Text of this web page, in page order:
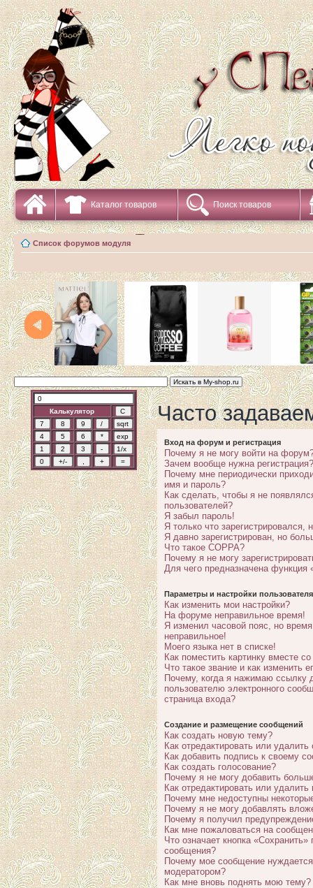
Каталог товаров Поиск товаров
Список форумов модуля
Калькулятор Часто
Вход на форум и регистрация
Почему я не могу войти на
Зачем вообще нужна регистрация?
Почему мне периодически
имя и пароль?
Как сделать, чтобы я не
пользователей?
Я забыл пароль!
Я только что зарегистрировался,
Я давно зарегистрирован, но
Что такое COPPA?
Почему я не могу
Для чего предназначена функция
Параметры и настройки пользователя
Как изменить мои настройки?
На форуме неправильное время!
Я изменил часовой пояс, но
неправильное!
Моего языка нет в списке!
Как поместить картинку вместе
Что такое звание и как изменить
Почему, когда я нажимаю ссылку
пользователю электронного
страница входа?
Создание и размещение сообщений
Как создать новую тему?
Как отредактировать или
Как добавить подпись к своему
Как создать голосование?
Почему я не могу добавить
Как отредактировать или удалить
Почему мне недоступны
Почему я не могу добавлять
Почему я получил
Как мне пожаловаться на
Что означает кнопка «Сохранить»
сообщения?
Почему мое сообщение
модератором?
Как мне вновь поднять мою тему?